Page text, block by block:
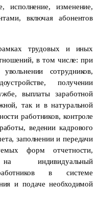
исполнение, изменение,
включая абонентов
трудовых и иных
в том числе: при
сотрудников,
получении
выплаты заработной
так и в натуральной
работников, контроле
ведении кадрового
заполнении и передачи
форм отчетности,
индивидуальный
в системе
и подаче необходимой